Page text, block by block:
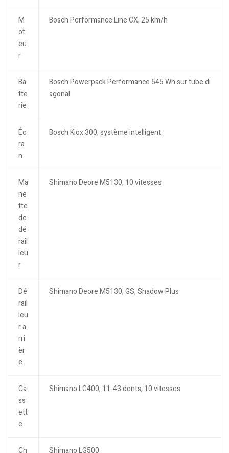
M
ot
eu
r
Bosch Performance Line CX, 25 km/h
Ba
tte
rie
Bosch Powerpack Performance 545 Wh sur tube di
agonal
Éc
ra
n
Bosch Kiox 300, système intelligent
Ma
ne
tte
de
dé
rail
leu
r
Shimano Deore M5130, 10 vitesses
Dé
rail
leu
r a
rri
èr
e
Shimano Deore M5130, GS, Shadow Plus
Ca
ss
ett
e
Shimano LG400, 11-43 dents, 10 vitesses
Ch Shimano LG500